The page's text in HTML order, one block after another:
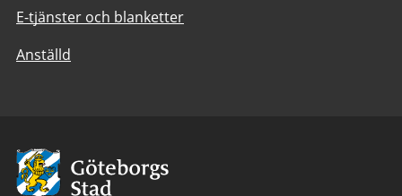
E-tjänster och blanketter
Anställd
Avsändare:
Göteborgs